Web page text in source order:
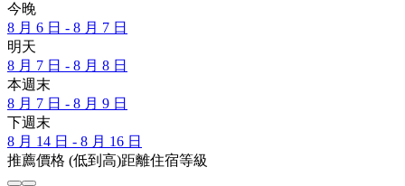
今晚
8 月 6 日 - 8 月 7 日
明天
8 月 7 日 - 8 月 8 日
本週末
8 月 7 日 - 8 月 9 日
下週末
8 月 14 日 - 8 月 16 日
推薦價格 (低到高)距離住宿等級